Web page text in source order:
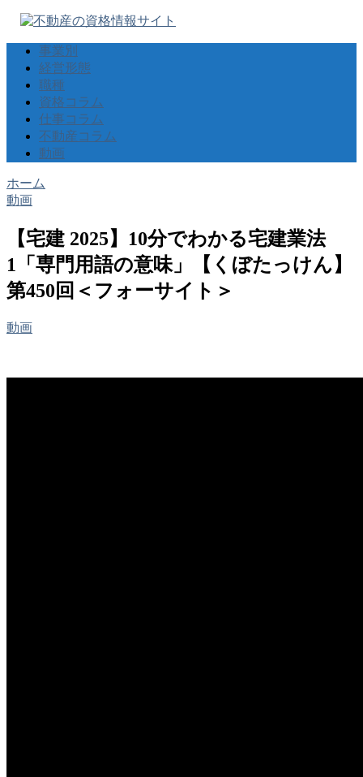
事業別
経営形態
職種
資格コラム
仕事コラム
不動産コラム
動画
ホーム
動画
【宅建 2025】10分でわかる宅建業法
1「専門用語の意味」【くぼたっけん】
第450回＜フォーサイト＞
動画